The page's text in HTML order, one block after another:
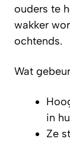
ouders te
wakker
ochtends.
Wat
in
Ze